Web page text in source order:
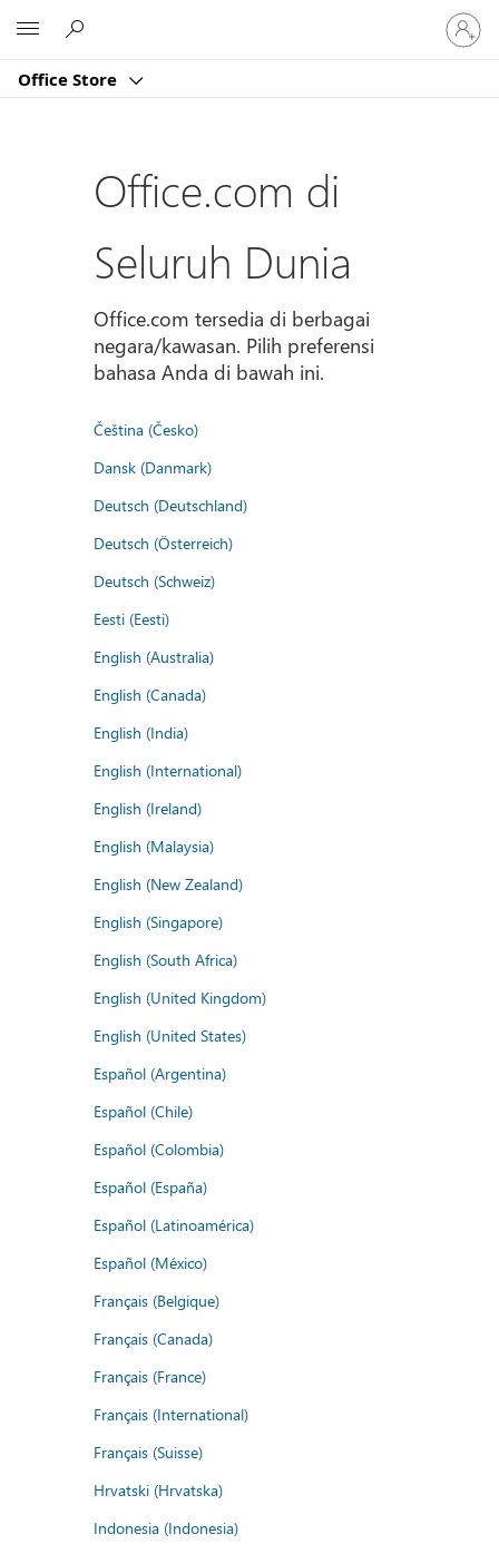
Office Store
Masuk
ke
akun
Office.com di
Seluruh Dunia
Office.com tersedia di berbagai
negara/kawasan. Pilih preferensi
bahasa Anda di bawah ini.
Čeština (Česko)
Dansk (Danmark)
Deutsch (Deutschland)
Deutsch (Österreich)
Deutsch (Schweiz)
Eesti (Eesti)
English (Australia)
English (Canada)
English (India)
English (International)
English (Ireland)
English (Malaysia)
English (New Zealand)
English (Singapore)
English (South Africa)
English (United Kingdom)
English (United States)
Español (Argentina)
Español (Chile)
Español (Colombia)
Español (España)
Español (Latinoamérica)
Español (México)
Français (Belgique)
Français (Canada)
Français (France)
Français (International)
Français (Suisse)
Hrvatski (Hrvatska)
Indonesia (Indonesia)